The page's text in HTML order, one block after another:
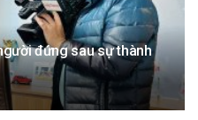
đứng sau sự thành